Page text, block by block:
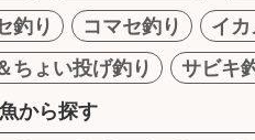
釣り
コマセ釣り イ
ちょい投げ釣り
サビキ
から探す